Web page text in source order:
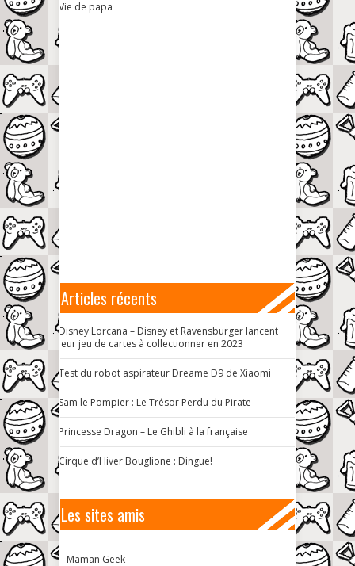
Vie de papa
Articles récents
Disney Lorcana – Disney et Ravensburger lancent
leur jeu de cartes à collectionner en 2023
Test du robot aspirateur Dreame D9 de Xiaomi
Sam le Pompier : Le Trésor Perdu du Pirate
Princesse Dragon – Le Ghibli à la française
Cirque d’Hiver Bouglione : Dingue!
Les sites amis
Maman Geek